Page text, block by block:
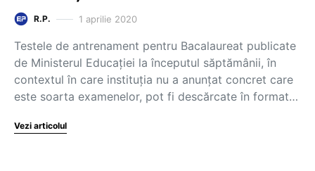
R.P. 1 aprilie 2020
Testele de antrenament pentru Bacalaureat publicate
de Ministerul Educației la începutul săptămânii, în
contextul în care instituția nu a anunțat concret care
este soarta examenelor, pot fi descărcate în format…
Vezi articolul